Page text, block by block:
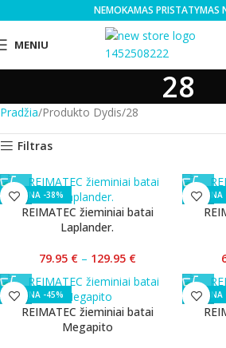
NEMOKAMAS PRISTATYMAS
MENIU
28
Pradžia Produkto Dydis 28
Filtras
-38%
REIMATEC žieminiai batai
Laplander.
79.95 € – 129.95 €
-45%
REIMATEC žieminiai batai
Megapito